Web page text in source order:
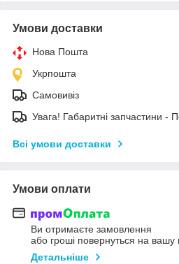
Умови доставки
Нова Пошта
Укрпошта
Самовивіз
Увага! Габаритні запчастини -
Всі умови доставки
Умови оплати
Ви отримаєте замовлення
або гроші повернуться на вашу
Детальніше